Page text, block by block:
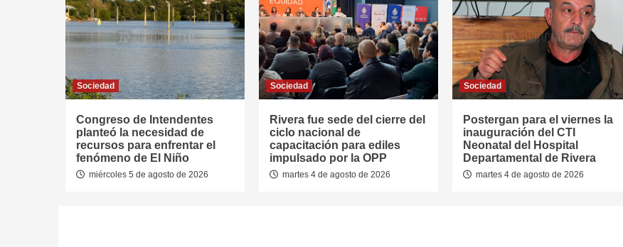
Sociedad
Congreso de Intendentes
planteó la necesidad de
recursos para enfrentar el
fenómeno de El Niño
miércoles 5 de agosto de 2026
Sociedad
Rivera fue sede del cierre del
ciclo nacional de
capacitación para ediles
impulsado por la OPP
martes 4 de agosto de 2026
Sociedad
Postergan para el viernes la
inauguración del CTI
Neonatal del Hospital
Departamental de Rivera
martes 4 de agosto de 2026